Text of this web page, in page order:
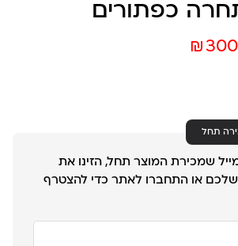
כפתורים
₪
תחל
שמכירת המוצר תחל, הזינו את
שלכם או התחברו לאתר כדי להצטרף